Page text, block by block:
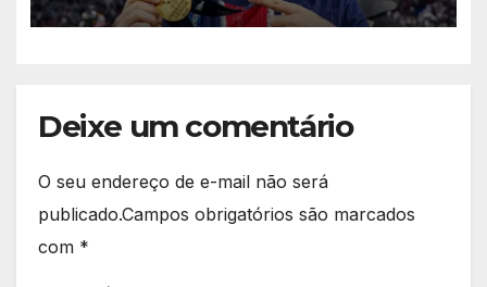
Deixe um comentário
O seu endereço de e-mail não será
publicado.Campos obrigatórios são marcados
com *